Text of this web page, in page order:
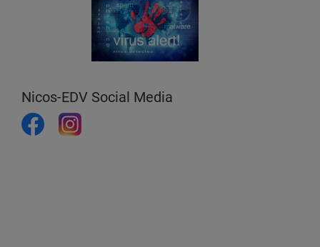
Nicos-EDV Social Media